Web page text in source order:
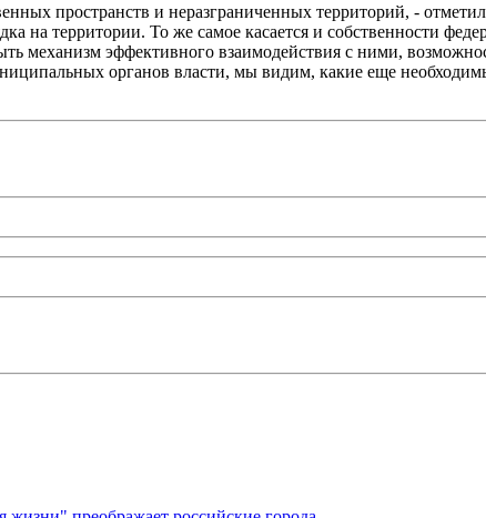
пространств и неразграниченных территорий, -
на территории. То же самое касается и собственности
механизм эффективного взаимодействия с ними,
органов власти, мы видим, какие еще